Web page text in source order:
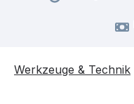
Werkzeuge & Technik